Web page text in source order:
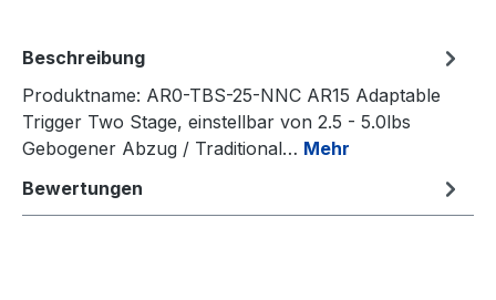
Beschreibung
Produktname: AR0-TBS-25-NNC AR15 Adaptable
Trigger Two Stage, einstellbar von 2.5 - 5.0lbs
Gebogener Abzug / Traditional… Mehr
Bewertungen